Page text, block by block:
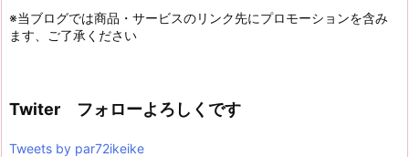
※当ブログでは商品・サービスのリンク先にプロモーションを含み
ます、ご了承ください
Twiter フォローよろしくです
Tweets by par72ikeike